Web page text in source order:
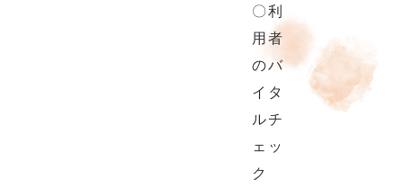
〇利
用者
のバ
イタ
ルチ
ェッ
ク